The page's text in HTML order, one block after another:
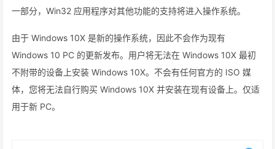
一部分，Win32 应用程序对其他功能的支持将进入操作系统。
由于 Windows 10X 是新的操作系统，因此不会作为现有
Windows 10 PC 的更新发布。用户将无法在 Windows 10X 最初
不附带的设备上安装 Windows 10X。不会有任何官方的 ISO 媒
体，您将无法自行购买 Windows 10X 并安装在现有设备上。仅适
用于新 PC。